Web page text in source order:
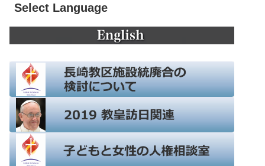
Select Language